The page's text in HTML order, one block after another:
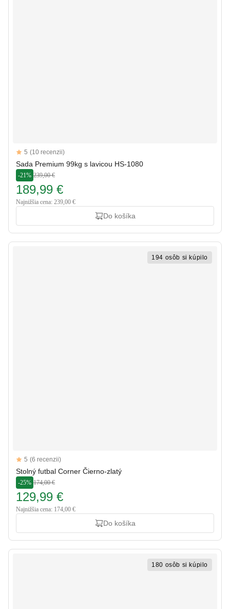
Reviews
5 out of 5 stars
5 (10 recenzii)
Sada Premium 99kg s lavicou HS-1080
-21% 239,00 €
189,99 €
Najnižšia cena: 239,00 €
Do košíka
194 osôb si kúpilo
Reviews
5 out of 5 stars
5 (6 recenzii)
Stolný futbal Corner Čierno-zlatý
-25% 174,00 €
129,99 €
Najnižšia cena: 174,00 €
Do košíka
180 osôb si kúpilo